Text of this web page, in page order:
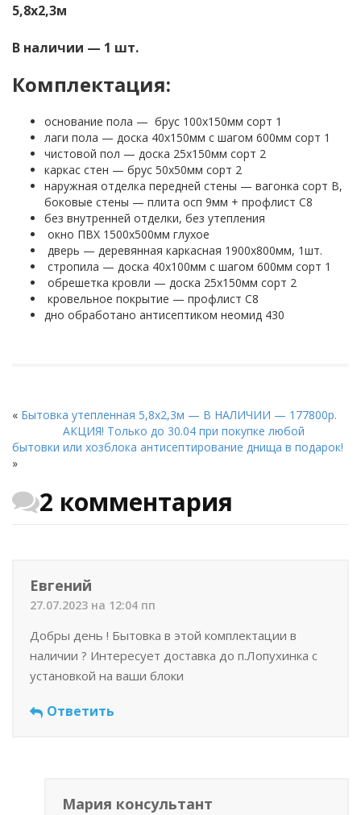
5,8х2,3м
В наличии — 1 шт.
Комплектация:
основание пола — брус 100х150мм сорт 1
лаги пола — доска 40х150мм с шагом 600мм сорт 1
чистовой пол — доска 25х150мм сорт 2
каркас стен — брус 50х50мм сорт 2
наружная отделка передней стены — вагонка сорт В,
боковые стены — плита осп 9мм + профлист С8
без внутренней отделки, без утепления
окно ПВХ 1500х500мм глухое
дверь — деревянная каркасная 1900х800мм, 1шт.
стропила — доска 40х100мм с шагом 600мм сорт 1
обрешетка кровли — доска 25х150мм сорт 2
кровельное покрытие — профлист С8
дно обработано антисептиком неомид 430
« Бытовка утепленная 5,8х2,3м — В НАЛИЧИИ — 177800р.
АКЦИЯ! Только до 30.04 при покупке любой
бытовки или хозблока антисептирование днища в подарок!
»
2 комментария
Евгений
27.07.2023 на 12:04 пп
Добры день ! Бытовка в этой комплектации в
наличии ? Интересует доставка до п.Лопухинка с
установкой на ваши блоки
Ответить
Мария консультант